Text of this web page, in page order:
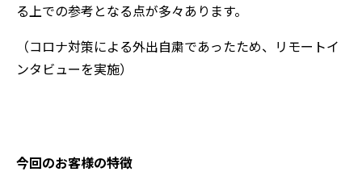
る上での参考となる点が多々あります。
（コロナ対策による外出自粛であったため、リモートイ
ンタビューを実施）
今回のお客様の特徴